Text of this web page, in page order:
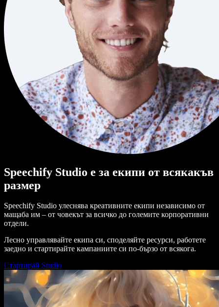
Speechify Studio е за екипи от всякакъв
размер
Speechify Studio улеснява креативните екипи независимо от
мащаба им – от човекът за всичко до големите корпоративни
отдели.
Лесно управлявайте екипа си, споделяйте ресурси, работете
заедно и стартирайте кампаниите си по-бързо от всякога.
Стартирай Studio